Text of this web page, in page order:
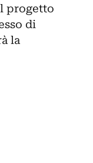
progetto
di
la